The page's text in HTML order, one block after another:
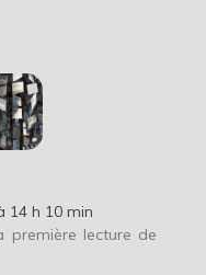
14 h 10 min
première lecture de